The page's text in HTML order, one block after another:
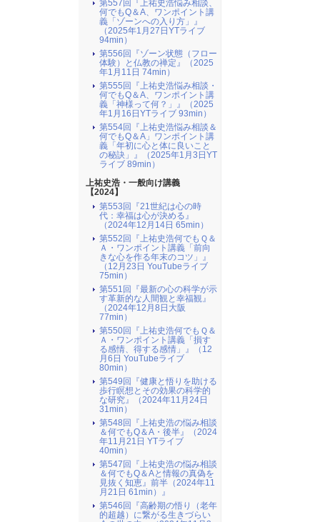
第557回『上祐史浩悩み相談、
何でもQ＆A、ワンポイント講
義「ゾーンへの入り方」』
（2025年1月27日YTライブ
94min）
第556回『ゾーン状態（フロー
体験）と仏教の禅定』（2025
年1月11日 74min）
第555回『上祐史浩悩み相談・
何でもQ＆A、ワンポイント講
義「神様って何？」』（2025
年1月16日YTライブ 93min）
第554回『上祐史浩悩み相談＆
何でもQ＆A」ワンポイント講
義「年初に心と体に良いこと
の秘訣」』（2025年1月3日YT
ライブ 89min）
上祐史浩・一般向け講義
【2024】
第553回『21世紀は心の時
代：幸福は心が決める』
（2024年12月14日 65min）
第552回『上祐史浩何でもＱ＆
Ａ・ワンポイント講義「前向
きな心を作る年末のコツ」』
（12月23日 YouTubeライブ
75min）
第551回『最新の心の科学が示
す革新的な人間観と幸福観』
（2024年12月8日大阪
77min）
第550回『上祐史浩何でもＱ＆
Ａ・ワンポイント講義「損す
る感情、得する感情」』（12
月6日 YouTubeライブ
80min）
第549回『健康と悟りを助ける
歩行瞑想とその効果の科学的
な研究』（2024年11月24日
31min）
第548回『上祐史浩の悩み相談
＆何でもQ＆A・後半』（2024
年11月21日 YTライブ
40min）
第547回『上祐史浩の悩み相談
＆何でもQ＆Aと情報の真偽を
見抜く知恵』前半（2024年11
月21日 61min）』
第546回『高齢期の悟り（老年
的超越）に繋がる生きづらい